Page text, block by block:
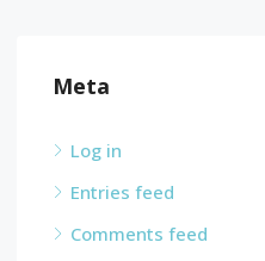
Meta
Log in
Entries feed
Comments feed